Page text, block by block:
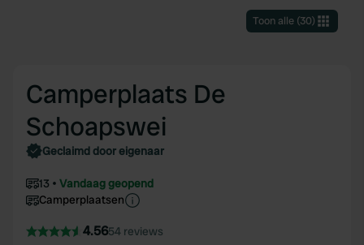
Toon alle(30)
Camperplaats De
Schoapswei
Geclaimd door eigenaar
13
Vandaag geopend
Camperplaatsen
4.5654 reviews